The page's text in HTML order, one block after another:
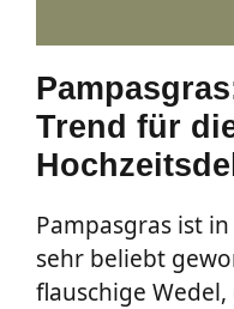
Trend für
Pampasgras ist
sehr beliebt
flauschige